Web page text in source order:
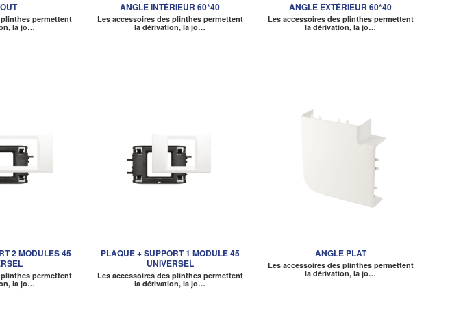
permettent
la jo…
ANGLE INTÉRIEUR 60*40
Les accessoires des plinthes permettent
la dérivation, la jo…
ANGLE EXTÉRIEUR 60*40
Les accessoires des plinthes permettent
la dérivation, la jo…
2 MODULES 45
permettent
la jo…
PLAQUE + SUPPORT 1 MODULE 45
UNIVERSEL
Les accessoires des plinthes permettent
la dérivation, la jo…
ANGLE PLAT
Les accessoires des plinthes permettent
la dérivation, la jo…